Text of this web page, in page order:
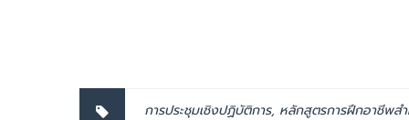
การประชุมเชิงปฏิบัติการ, หลักสูตรการฝึกอาชีพส